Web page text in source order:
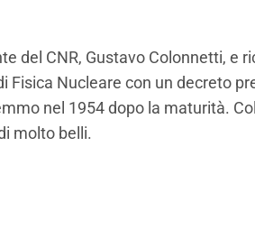
del CNR, Gustavo Colonnetti, e
Nucleare con un decreto
nel 1954 dopo la maturità.
molto belli.